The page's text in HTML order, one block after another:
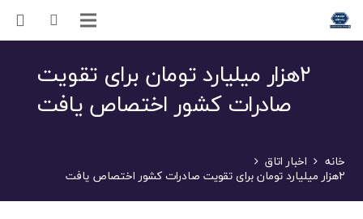
۲هزار میلیارد تومان برای تقویت
صادرات کشور اختصاص یافت
خانه اخبار اتاق
۲هزار میلیارد تومان برای تقویت صادرات کشور اختصاص یافت